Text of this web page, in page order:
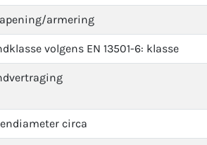
armering
volgens EN 13501-6: klasse
circa